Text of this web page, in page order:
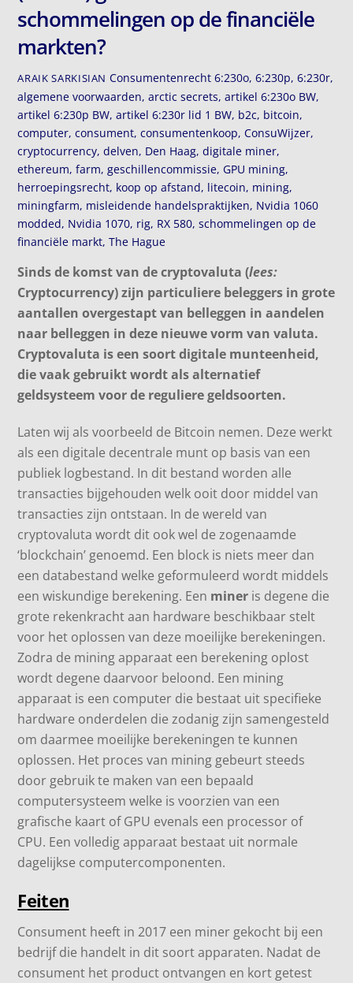
schommelingen op de financiële
markten?
ARAIK SARKISIAN Consumentenrecht 6:230o,6:230p,6:230r,
algemene voorwaarden,arctic secrets,artikel 6:230o BW,
artikel 6:230p BW,artikel 6:230r lid 1 BW, b2c, bitcoin,
computer,consument,consumentenkoop,ConsuWijzer,
cryptocurrency,delven, Den Haag,digitale miner,
ethereum,farm,geschillencommissie, GPU mining,
herroepingsrecht, koop op afstand, litecoin, mining,
miningfarm, misleidende handelspraktijken, Nvidia 1060
modded, Nvidia 1070, rig, RX 580,schommelingen op de
financiële markt,The Hague
Sinds de komst van de cryptovaluta (lees:
Cryptocurrency) zijn particuliere beleggers in grote
aantallen overgestapt van belleggen in aandelen
naar belleggen in deze nieuwe vorm van valuta.
Cryptovaluta is eensoortdigitale munteenheid,
die vaak gebruikt wordt als alternatief
geldsysteem voor de reguliere geldsoorten.
Laten wij als voorbeeld de Bitcoin nemen. Deze werkt
als een digitale decentrale munt op basis van een
publiek logbestand. In dit bestand worden alle
transacties bijgehouden welk ooit door middel van
transacties zijn ontstaan. In de wereld van
cryptovaluta wordt dit ook wel de zogenaamde
‘blockchain’ genoemd. Een block is niets meer dan
een databestand welke geformuleerd wordt middels
een wiskundige berekening. Een miner is degene die
grote rekenkracht aan hardware beschikbaar stelt
voor het oplossen van deze moeilijke berekeningen.
Zodra de mining apparaat een berekening oplost
wordt degene daarvoor beloond. Een mining
apparaat is een computer die bestaat uit specifieke
hardware onderdelen die zodanig zijn samengesteld
om daarmee moeilijke berekeningen te kunnen
oplossen. Het procesvan mining gebeurt steeds
door gebruik te maken van een bepaald
computersysteem welke is voorzien van een
grafische kaart of GPU evenals een processor of
CPU. Een volledig apparaat bestaat uit normale
dagelijkse computercomponenten.
Feiten
Consument heeft in 2017 een miner gekocht bij een
bedrijf die handelt in dit soort apparaten. Nadat de
consument het product ontvangen en kort getest